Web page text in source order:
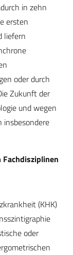
in zehn
ersten
liefern
oder durch
Zukunft der
und wegen
insbesondere
(KHK)
oder